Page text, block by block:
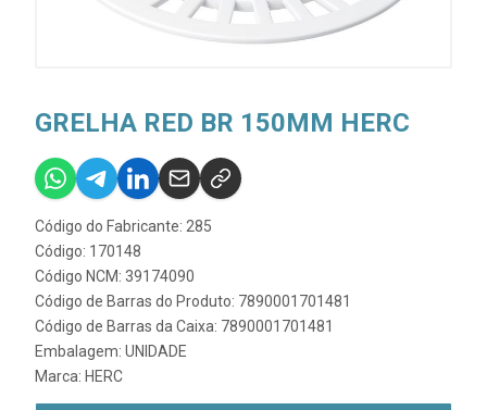
GRELHA RED BR 150MM HERC
Código do Fabricante: 285
Código: 170148
Código NCM: 39174090
Código de Barras do Produto: 7890001701481
Código de Barras da Caixa: 7890001701481
Embalagem: UNIDADE
Marca: HERC